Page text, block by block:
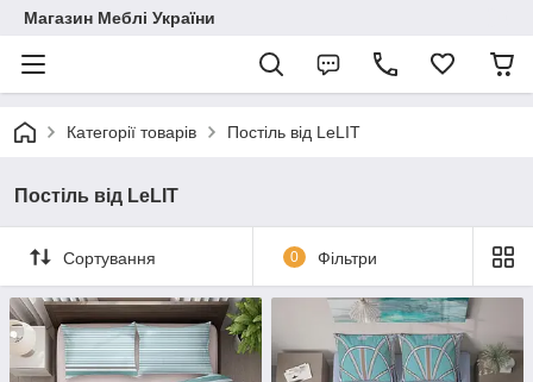
Магазин Меблі України
Категорії товарів Постіль від LeLIT
Постіль від LeLIT
Сортування 0 Фільтри